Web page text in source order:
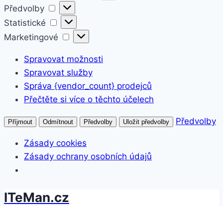
Předvolby
Předvolby
Statistické
Statistické
Marketingové
Marketingové
Spravovat možnosti
Spravovat služby
Správa {vendor_count} prodejců
Přečtěte si více o těchto účelech
Příjmout Odmítnout Předvolby Uložit předvolby Předvolby
Zásady cookies
Zásady ochrany osobních údajů
Přeskočit
ITeMan.cz